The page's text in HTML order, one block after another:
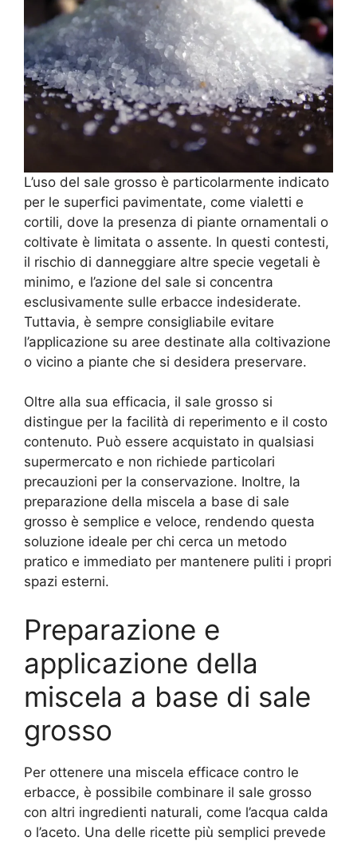
L’uso del sale grosso è particolarmente indicato
per le superfici pavimentate, come vialetti e
cortili, dove la presenza di piante ornamentali o
coltivate è limitata o assente. In questi contesti,
il rischio di danneggiare altre specie vegetali è
minimo, e l’azione del sale si concentra
esclusivamente sulle erbacce indesiderate.
Tuttavia, è sempre consigliabile evitare
l’applicazione su aree destinate alla coltivazione
o vicino a piante che si desidera preservare.
Oltre alla sua efficacia, il sale grosso si
distingue per la facilità di reperimento e il costo
contenuto. Può essere acquistato in qualsiasi
supermercato e non richiede particolari
precauzioni per la conservazione. Inoltre, la
preparazione della miscela a base di sale
grosso è semplice e veloce, rendendo questa
soluzione ideale per chi cerca un metodo
pratico e immediato per mantenere puliti i propri
spazi esterni.
Preparazione e
applicazione della
miscela a base di sale
grosso
Per ottenere una miscela efficace contro le
erbacce, è possibile combinare il sale grosso
con altri ingredienti naturali, come l’acqua calda
o l’aceto. Una delle ricette più semplici prevede